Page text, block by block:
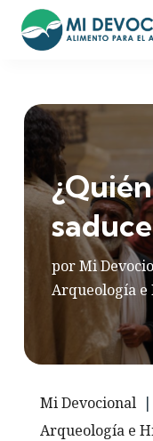
porMi
Arqueología
Mi Devocional |
Arqueología e